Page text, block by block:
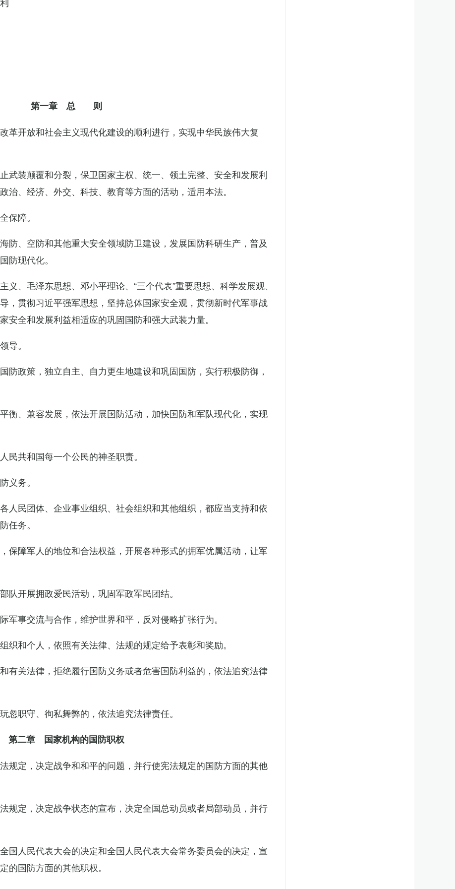
第一章 总 则
开放和社会主义现代化建设的顺利进行，实现中华民族伟大复
装颠覆和分裂，保卫国家主权、统一、领土完整、安全和发展利
治、经济、外交、科技、教育等方面的活动，适用本法。
保障。
防、空防和其他重大安全领域防卫建设，发展国防科研生产，普及
防现代化。
、毛泽东思想、邓小平理论、“三个代表”重要思想、科学发展观、
，贯彻习近平强军思想，坚持总体国家安全观，贯彻新时代军事战
全和发展利益相适应的巩固国防和强大武装力量。
导。
政策，独立自主、自力更生地建设和巩固国防，实行积极防御，
衡、兼容发展，依法开展国防活动，加快国防和军队现代化，实现
共和国每一个公民的神圣职责。
义务。
人民团体、企业事业组织、社会组织和其他组织，都应当支持和依
任务。
障军人的地位和合法权益，开展各种形式的拥军优属活动，让军
队开展拥政爱民活动，巩固军政军民团结。
事交流与合作，维护世界和平，反对侵略扩张行为。
和个人，依照有关法律、法规的规定给予表彰和奖励。
关法律，拒绝履行国防义务或者危害国防利益的，依法追究法律
忽职守、徇私舞弊的，依法追究法律责任。
第二章 国家机构的国防职权
定，决定战争和和平的问题，并行使宪法规定的国防方面的其他
规定，决定战争状态的宣布，决定全国总动员或者局部动员，并行
人民代表大会的决定和全国人民代表大会常务委员会的决定，宣
的国防方面的其他职权。